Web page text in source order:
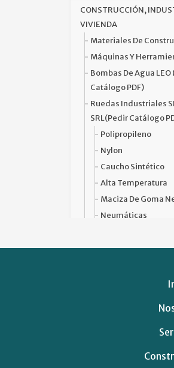
CONSTRUCCIÓN,
VIVIENDA
Materiales De
Máquinas Y
Bombas De Agua
Catálogo PDF)
Ruedas Industriales
SRL(pedir Catálogo
Polipropileno
Nylon
Caucho Sintético
Alta Temperatura
Maciza De Goma
Neumáticas
Accesorios
Cortadora De
Cortadora de
Porton De Acero